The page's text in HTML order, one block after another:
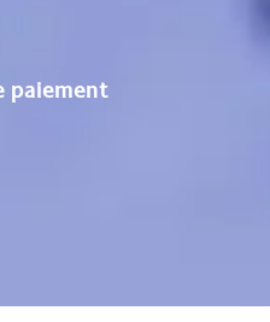
paiement